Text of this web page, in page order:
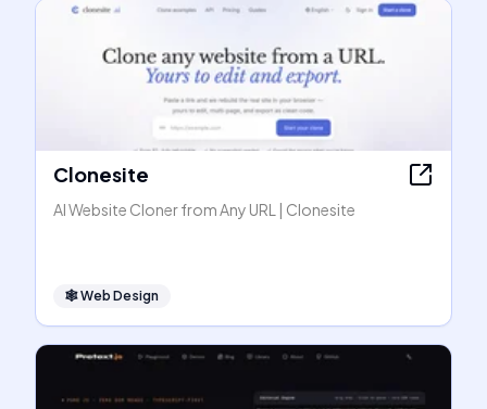
Clonesite
AI Website Cloner from Any URL | Clonesite
🕸Web Design